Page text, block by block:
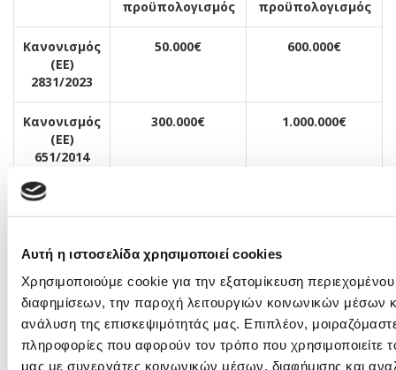
Αυτή η ιστοσελίδα χρησιμοποιεί cookies
Χρησιμοποιούμε cookie για την εξατομίκευση περιεχομένου
διαφημίσεων, την παροχή λειτουργιών κοινωνικών μέσων
ανάλυση της επισκεψιμότητάς μας. Επιπλέον,
πληροφορίες που αφορούν τον τρόπο που χρησιμοποιείτε
μας με συνεργάτες κοινωνικών μέσων, διαφήμισης και
προϋπολογισμός
προϋπολογισμός
Κανονισμός
(ΕΕ)
2831/2023
50.000€ 600.000€
Κανονισμός
(ΕΕ)
651/2014
300.000€ 1.000.000€
τέσσερις (24) μήνες από την ημερομηνία έγκρισης των
αποτελεσμάτων αξιολόγησης
ΚΑΘΕΣΤΩΣ ΕΝΙΣΧΥΣΗΣ –ΧΡΗΜΑΤΟΔΟΤΙΚΟ ΣΧΗΜΑ